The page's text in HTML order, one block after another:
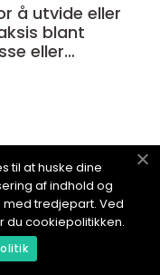
å utvide eller
blant
eller
no
til at huske dine
af indhold og
tredjepart. Ved
du cookiepolitikken.